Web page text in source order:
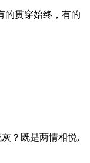
的贯穿始终，有的
？既是两情相悦,